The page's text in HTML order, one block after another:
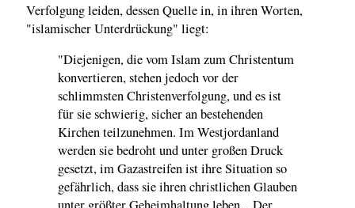
Verfolgung leiden, dessen Quelle in, in ihren Worten,
"islamischer Unterdrückung" liegt:
"Diejenigen, die vom Islam zum Christentum
konvertieren, stehen jedoch vor der
schlimmsten Christenverfolgung, und es ist
für sie schwierig, sicher an bestehenden
Kirchen teilzunehmen. Im Westjordanland
werden sie bedroht und unter großen Druck
gesetzt, im Gazastreifen ist ihre Situation so
gefährlich, dass sie ihren christlichen Glauben